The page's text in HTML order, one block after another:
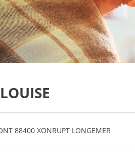
88400 XONRUPT LONGEMER